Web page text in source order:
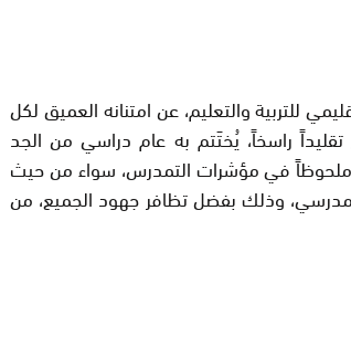
للتربية والتعليم، عن امتنانه العميق لكل
راسخاً، يُختَتم به عام دراسي من الجد
ملحوظاً في مؤشرات التمدرس، سواء من حيث
وذلك بفضل تظافر جهود الجميع، من